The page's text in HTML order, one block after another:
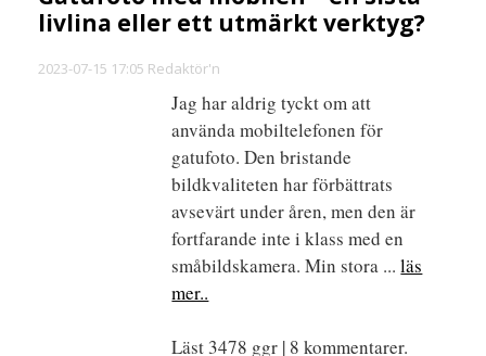
livlina eller ett utmärkt verktyg?
2023-07-15 17:05 Redaktör'n
Jag har aldrig tyckt om att
använda mobiltelefonen för
gatufoto. Den bristande
bildkvaliteten har förbättrats
avsevärt under åren, men den är
fortfarande inte i klass med en
småbildskamera. Min stora ...läs
mer..
Läst 3478 ggr | 8 kommentarer.